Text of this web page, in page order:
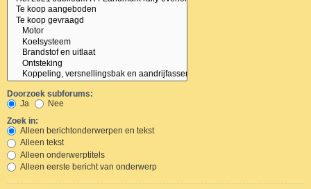
Doorzoek subforums:
Ja
Nee
Zoek in:
Alleen berichtonderwerpen en tekst
Alleen tekst
Alleen onderwerptitels
Alleen eerste bericht van onderwerp